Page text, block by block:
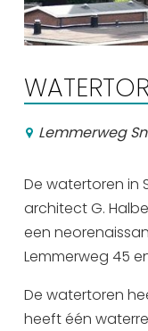
Overnachten in
Citygame
Webcams
De leukste routes
Interactieve
Bootverhuur
Lemmerweg
De watertoren in
architect G.
een
Lemmerweg 45
De watertoren
heeft één